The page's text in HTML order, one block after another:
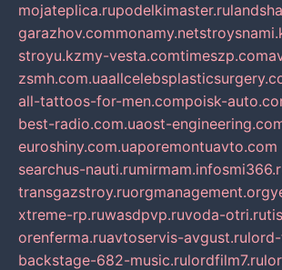
mojateplica.rupodelkimaster.ru
garazhov.commonamy.net
stroyu.kzmy-vesta.comtimeszp.com
zsmh.com.ua
all-tattoos-for-men.compoisk-
best-radio.com.uaost-
euroshiny.com.uaporemontuavto.com
searchus-nauti.rumirmam.info
transgazstroy.ruorgmanagement.org
xtreme-rp.ruwasdpvp.ruvoda-otri.ru
orenferma.ruavtoservis-avgust.ru
backstage-682-music.rulordfilm7.ru